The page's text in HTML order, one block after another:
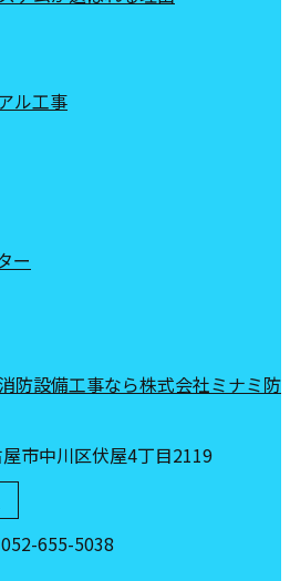
ル工事
ー
市中川区伏屋4丁目2119
655-5038